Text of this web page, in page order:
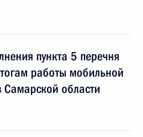
пункта 5 перечня
работы мобильной
области